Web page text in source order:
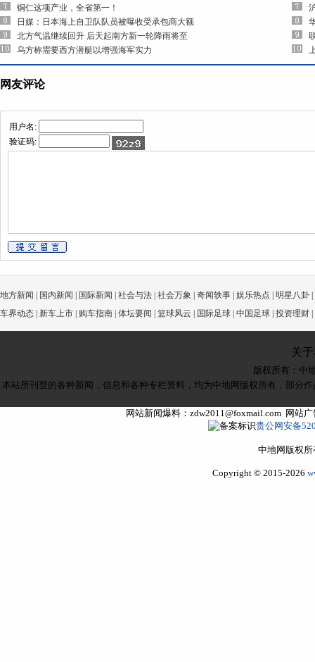
铜仁这项产业，全省第一！
日媒：日本海上自卫队队员被曝收受承包商大额
北方气温继续回升 后天起南方新一轮降雨将至
乌方称需要西方潜艇以增强海军实力
网友评论
用户名:
验证码:
地方新闻 国内新闻 国际新闻 社会与法 社会万象 奇闻轶事 娱乐热点 明星八卦
车界动态
新车上市 购车指南 体坛要闻 篮球风云 国际足球 中国足球 投资理财
关
版权所有： 中
本站所刊登的各种新闻，信息和各种专栏资料，均为中地网版权所有，部分
网站新闻爆料：zdw2011@foxmail.com 网站
贵公网安备
中地网版权
Copyright © 2015-2026